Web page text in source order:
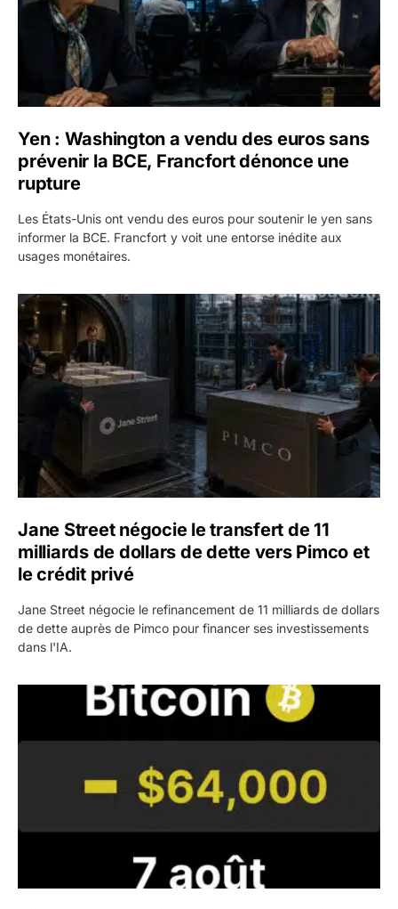
Yen : Washington a vendu des euros sans
prévenir la BCE, Francfort dénonce une
rupture
Les États-Unis ont vendu des euros pour soutenir le yen sans
informer la BCE. Francfort y voit une entorse inédite aux
usages monétaires.
Jane Street négocie le transfert de 11 milliards de
Jane Street négocie le transfert de 11
milliards de dollars de dette vers Pimco et
le crédit privé
Jane Street négocie le refinancement de 11 milliards de dollars
de dette auprès de Pimco pour financer ses investissements
dans l'IA.
Bitcoin stagne à 64 000 dollars pendant que les